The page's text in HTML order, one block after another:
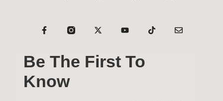
Be The First To
Know